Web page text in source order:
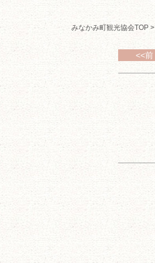
みなかみ町観光協会TOP >
<<前